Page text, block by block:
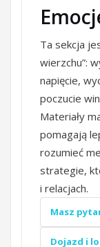
Ta sekcja
wierzchu”:
napięcie,
poczucie
Materiały
pomagają
rozumieć
strategie,
i relacjach.
Masz
Dojazd i